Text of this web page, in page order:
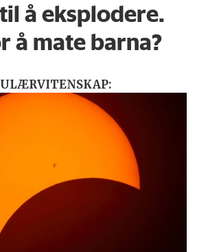
å eksplodere.
å mate barna?